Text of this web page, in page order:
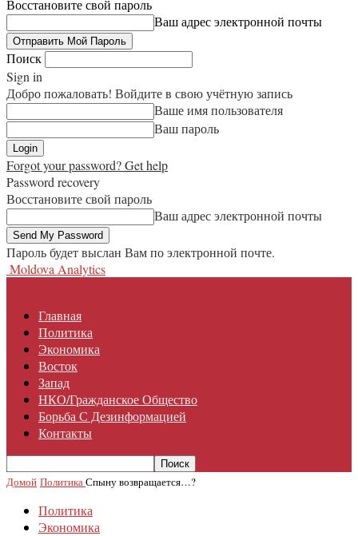
Восстановите свой пароль
Ваш адрес электронной почты
Поиск
Sign in
Добро пожаловать! Войдите в свою учётную запись
Ваше имя пользователя
Ваш пароль
Forgot your password? Get help
Password recovery
Восстановите свой пароль
Ваш адрес электронной почты
Пароль будет выслан Вам по электронной почте.
Moldova Analytics
Главная
Политика
Экономика
Восток
Запад
НКО/гражданское Общество
Борьба С Дезинформацией
Контакты
Домой ПолитикаСпыну возвращается…?
Политика
Экономика